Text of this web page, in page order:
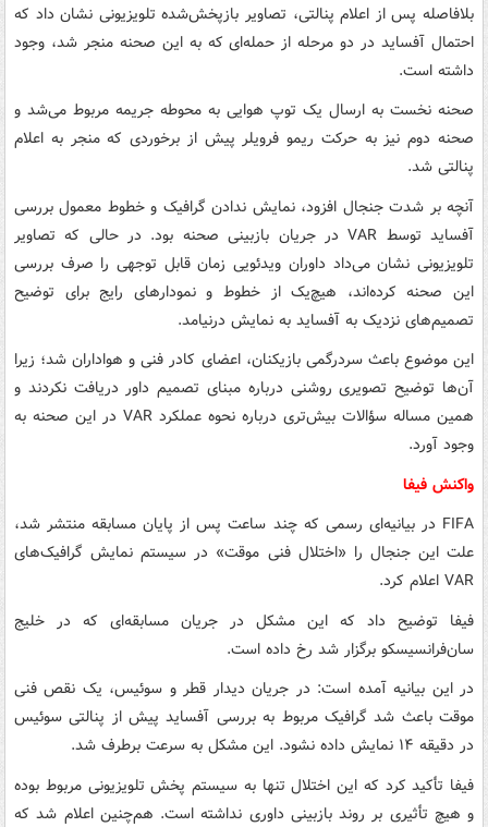
بلافاصله پس از اعلام پنالتی، تصاویر بازپخش‌شده تلویزیونی نشان داد که
احتمال آفساید در دو مرحله از حمله‌ای که به این صحنه منجر شد، وجود
داشته است.
صحنه نخست به ارسال یک توپ هوایی به محوطه جریمه مربوط می‌شد و
صحنه دوم نیز به حرکت ریمو فرویلر پیش از برخوردی که منجر به اعلام
پنالتی شد.
آنچه بر شدت جنجال افزود، نمایش ندادن گرافیک و خطوط معمول بررسی
آفساید توسط VAR در جریان بازبینی صحنه بود. در حالی که تصاویر
تلویزیونی نشان می‌داد داوران ویدئویی زمان قابل توجهی را صرف بررسی
این صحنه کرده‌اند، هیچ‌یک از خطوط و نمودارهای رایج برای توضیح
تصمیم‌های نزدیک به آفساید به نمایش درنیامد.
این موضوع باعث سردرگمی بازیکنان، اعضای کادر فنی و هواداران شد؛ زیرا
آن‌ها توضیح تصویری روشنی درباره مبنای تصمیم داور دریافت نکردند و
همین مساله سؤالات بیش‌تری درباره نحوه عملکرد VAR در این صحنه به
وجود آورد.
واکنش فیفا
FIFA در بیانیه‌ای رسمی که چند ساعت پس از پایان مسابقه منتشر شد،
علت این جنجال را «اختلال فنی موقت» در سیستم نمایش گرافیک‌های
VAR اعلام کرد.
فیفا توضیح داد که این مشکل در جریان مسابقه‌ای که در خلیج
سان‌فرانسیسکو برگزار شد رخ داده است.
در این بیانیه آمده است: در جریان دیدار قطر و سوئیس، یک نقص فنی
موقت باعث شد گرافیک مربوط به بررسی آفساید پیش از پنالتی سوئیس
در دقیقه ۱۴ نمایش داده نشود. این مشکل به سرعت برطرف شد.
فیفا تأکید کرد که این اختلال تنها به سیستم پخش تلویزیونی مربوط بوده
و هیچ تأثیری بر روند بازبینی داوری نداشته است. هم‌چنین اعلام شد که